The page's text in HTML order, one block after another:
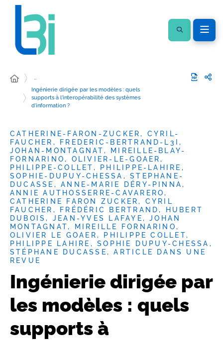
…
Ingénierie dirigée par les modèles : quels
supports à l'interopérabilité des systèmes
d'information ?
CATHERINE-FARON-ZUCKER, CYRIL-
FAUCHER, FREDERIC-BERTRAND-L3I,
JOHAN-MONTAGNAT, MIREILLE-BLAY-
FORNARINO, OLIVIER-LE-GOAER,
PHILIPPE-COLLET, PHILIPPE-LAHIRE,
SOPHIE-DUPUY-CHESSA, STEPHANE-
DUCASSE, ANNE-MARIE DÉRY-PINNA,
ANNIE AUTHOSSERRE-CAVARERO,
CATHERINE FARON ZUCKER, CYRIL
FAUCHER, FRÉDÉRIC BERTRAND, HUBERT
DUBOIS, JEAN-YVES LAFAYE, JOHAN
MONTAGNAT, MIREILLE FORNARINO,
OLIVIER LE GOAER, PHILIPPE COLLET,
PHILIPPE LAHIRE, SOPHIE DUPUY-CHESSA,
STÉPHANE DUCASSE, ARTICLE DANS UNE
REVUE
Ingénierie dirigée par
les modèles : quels
supports à